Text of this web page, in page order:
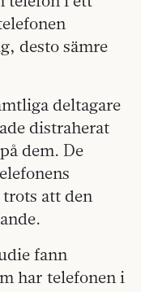
desto sämre
deltagare
distraherat
dem. De
att den
fann
har telefonen i